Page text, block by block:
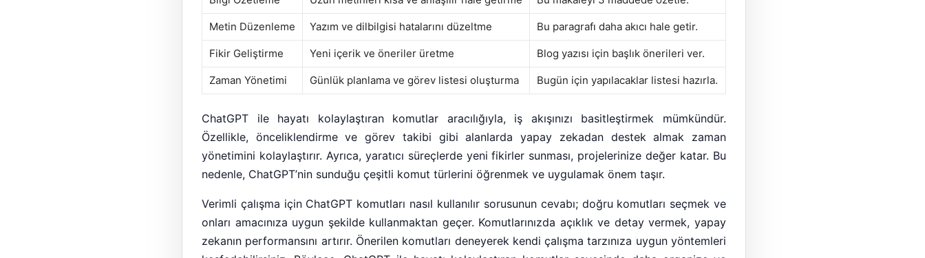
Metin Düzenleme Yazım ve dilbilgisi hatalarını düzeltme Bu paragrafı daha akıcı hale getir.
Fikir Geliştirme Yeni içerik ve öneriler üretme Blog yazısı için başlık önerileri ver.
Zaman Yönetimi Günlük planlama ve görev listesi oluşturma Bugün için yapılacaklar listesi hazırla.
ChatGPT ile hayatı kolaylaştıran komutlar aracılığıyla, iş akışınızı basitleştirmek mümkündür.
Özellikle, önceliklendirme ve görev takibi gibi alanlarda yapay zekadan destek almak zaman
yönetimini kolaylaştırır. Ayrıca, yaratıcı süreçlerde yeni fikirler sunması, projelerinize değer katar. Bu
nedenle, ChatGPT’nin sunduğu çeşitli komut türlerini öğrenmek ve uygulamak önem taşır.
Verimli çalışma için ChatGPT komutları nasıl kullanılır sorusunun cevabı; doğru komutları seçmek ve
onları amacınıza uygun şekilde kullanmaktan geçer. Komutlarınızda açıklık ve detay vermek, yapay
zekanın performansını artırır. Önerilen komutları deneyerek kendi çalışma tarzınıza uygun yöntemleri